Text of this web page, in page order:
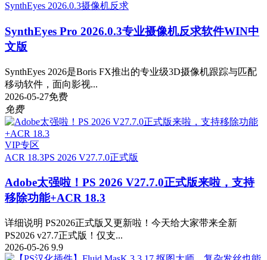
SynthEyes 2026.0.3摄像机反求
SynthEyes Pro 2026.0.3专业摄像机反求软件WIN中
文版
SynthEyes 2026是Boris FX推出的专业级3D摄像机跟踪与匹配
移动软件，面向影视...
2026-05-27免费
免费
VIP专区
ACR 18.3PS 2026 V27.7.0正式版
Adobe太强啦！PS 2026 V27.7.0正式版来啦，支持
移除功能+ACR 18.3
详细说明 PS2026正式版又更新啦！今天给大家带来全新
PS2026 v27.7正式版！仅支...
2026-05-26 9.9